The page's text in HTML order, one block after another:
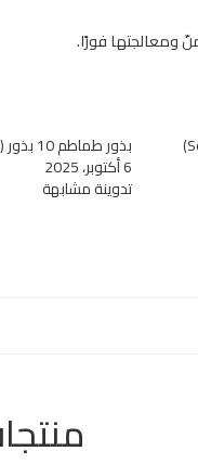
ومعالجتها فورًا.
بذور طماطم 10 بذور (Solanum lycopersicum) Pomidor
6 أكتوبر، 2025
تدوينة مشابهة